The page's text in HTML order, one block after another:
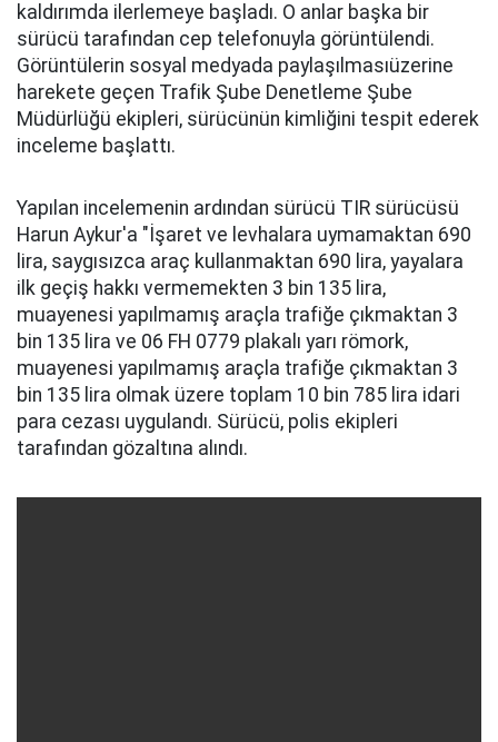
kaldırımda ilerlemeye başladı. O anlar başka bir
sürücü tarafından cep telefonuyla görüntülendi.
Görüntülerin sosyal medyada paylaşılmasıüzerine
harekete geçen Trafik Şube Denetleme Şube
Müdürlüğü ekipleri, sürücünün kimliğini tespit ederek
inceleme başlattı.
Yapılan incelemenin ardından sürücü TIR sürücüsü
Harun Aykur'a "İşaret ve levhalara uymamaktan 690
lira, saygısızca araç kullanmaktan 690 lira, yayalara
ilk geçiş hakkı vermemekten 3 bin 135 lira,
muayenesi yapılmamış araçla trafiğe çıkmaktan 3
bin 135 lira ve 06 FH 0779 plakalı yarı römork,
muayenesi yapılmamış araçla trafiğe çıkmaktan 3
bin 135 lira olmak üzere toplam 10 bin 785 lira idari
para cezası uygulandı. Sürücü, polis ekipleri
tarafından gözaltına alındı.